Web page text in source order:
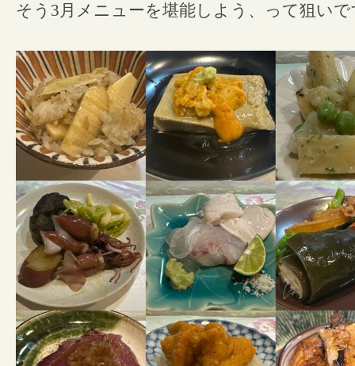
そう3月メニューを堪能しよう、って狙い